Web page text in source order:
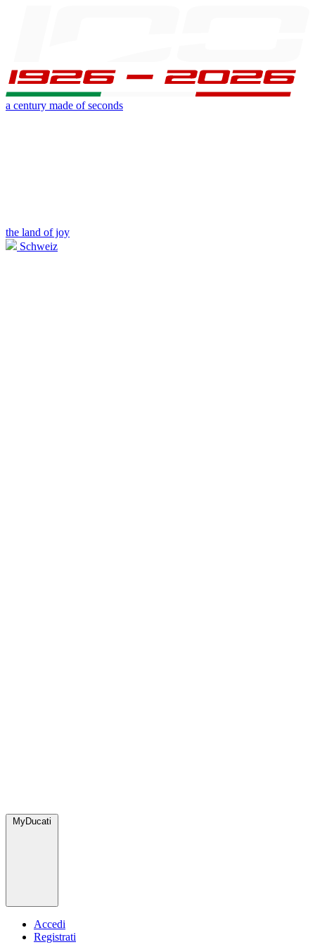
a century made of seconds
the land of joy
Schweiz
MyDucati
Accedi
Registrati